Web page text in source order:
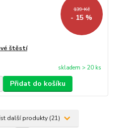
139 Kč
- 15 %
štěstí
skladem > 20 ks
Přidat do košíku
další produkty (21)